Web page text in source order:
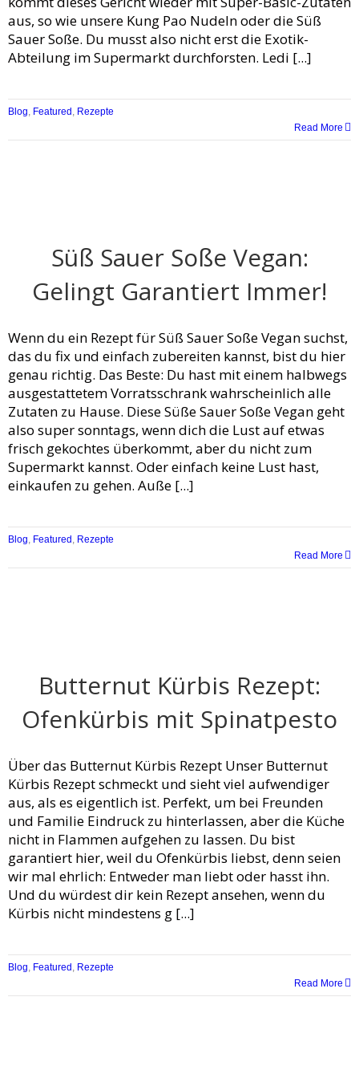
aus, so wie unsere Kung Pao Nudeln oder die Süß
Sauer Soße. Du musst also nicht erst die Exotik-
Abteilung im Supermarkt durchforsten. Ledi [...]
Blog, Featured , Rezepte
Read More
Süß Sauer Soße Vegan:
Gelingt Garantiert Immer!
Wenn du ein Rezept für Süß Sauer Soße Vegan suchst,
das du fix und einfach zubereiten kannst, bist du hier
genau richtig. Das Beste: Du hast mit einem halbwegs
ausgestattetem Vorratsschrank wahrscheinlich alle
Zutaten zu Hause. Diese Süße Sauer Soße Vegan geht
also super sonntags, wenn dich die Lust auf etwas
frisch gekochtes überkommt, aber du nicht zum
Supermarkt kannst. Oder einfach keine Lust hast,
einkaufen zu gehen. Auße [...]
Blog, Featured , Rezepte
Read More
Butternut Kürbis Rezept:
Ofenkürbis mit Spinatpesto
Über das Butternut Kürbis Rezept Unser Butternut
Kürbis Rezept schmeckt und sieht viel aufwendiger
aus, als es eigentlich ist. Perfekt, um bei Freunden
und Familie Eindruck zu hinterlassen, aber die Küche
nicht in Flammen aufgehen zu lassen. Du bist
garantiert hier, weil du Ofenkürbis liebst, denn seien
wir mal ehrlich: Entweder man liebt oder hasst ihn.
Und du würdest dir kein Rezept ansehen, wenn du
Kürbis nicht mindestens g [...]
Blog, Featured , Rezepte
Read More